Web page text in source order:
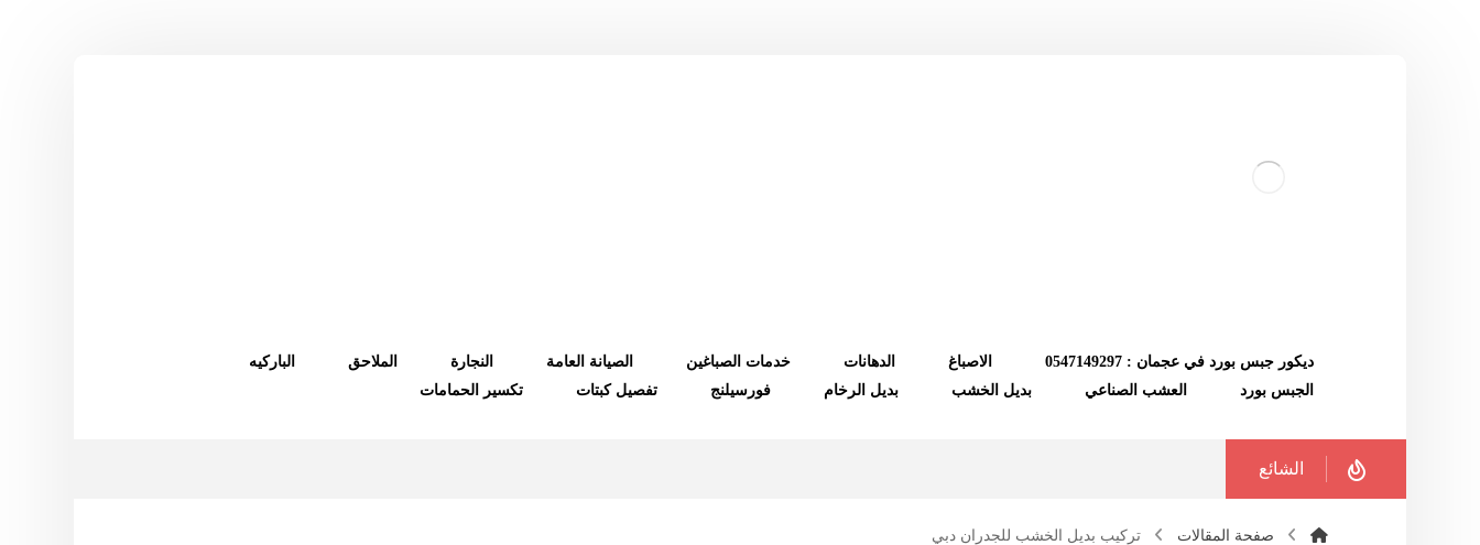
ديكور جبس بورد في عجمان : 0547149297 الاصباغ الدهانات خدمات الصباغين الصيانة العامة النجارة الملاحق
الباركيه
الجبس بورد
العشب الصناعي بديل الخشب بديل الرخام فورسيلنج تفصيل كبتات تكسير الحمامات
الشائع
صفحة المقالات تركيب بديل الخشب للجدران دبي